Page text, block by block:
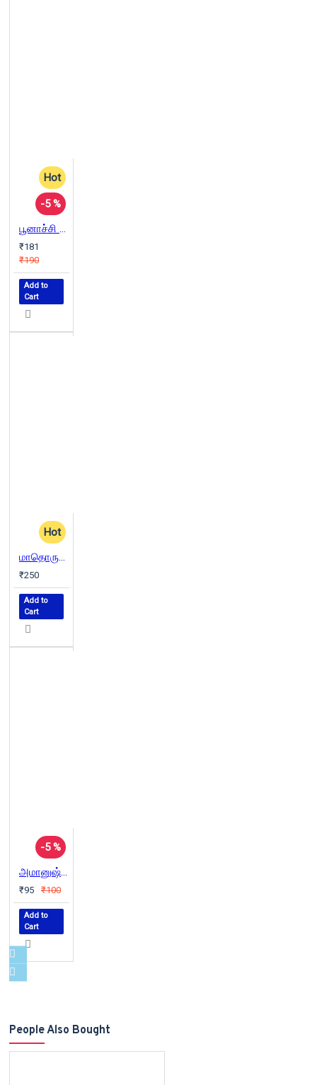
Hot
-5 %
பூனாச்சி அல்லது ஒரு வெள்ளாட்டின் கதை
₹181
₹190
Add to
Cart
Hot
மாதொருபாகன்
₹250
Add to
Cart
-5 %
அமானுஷ்ய நினைவுகள்
₹95 ₹100
Add to
Cart
People Also Bought